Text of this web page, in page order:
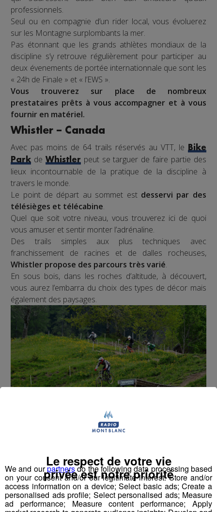
professionnels.
Seul ou en compagnie d’un rider local, vous évoluerez
sur les Montagne surplombants la mer.
Pas étonnant que les grands athlètes mondiaux de la
discipline s’y retrouve régulièrement pour participer au
deux évenements de portée internationnale que sont les
« 24h de Finale » et « l’EWS ».
Vous trouverez sur place de nombreux
prestataires prêts à vous accompagner et à vous
fournir en matériel.
Whistler – Canada
Avec pas moins de 64 trails réservés au VTT, le Bike
Park deWhistler peut se targuer de faire partie des
lieux incontournable de la pratique de la discipline à
travers le monde.
Le point de départ au sommet estdesservi par des
télésièges et télécabine.
Quel que soit votre niveau, vous trouverez ici de quoi
vous amuser et sentir monter l’adrénaline.
Des trails simples aux plus techniques avec
franchissement de racines et de dalles rocheuses,
Whistler propose des parcours très varié.
En sous bois, dans les roches d’altitude, à découvert,
vous aurez l’embarra du choix des types de décor mais
également des paysages.
Moab – USA
La ville de Moab est réputée pour la diversité de son
offre de loisirsoutdoor.
LeVTTest l’un desloisirs vedettesde cette petite ville
d’Utah depuis laquelle vous pourrez prendre le départ
We and ourpartnersdo the following data processing based
on your consent and/or our legitimate interest: Store and/or
access information on a device; Select basic ads; Create a
personalised ads profile; Select personalised ads; Measure
ad performance; Measure content performance; Apply
Le respect de votre vie
privée est notre priorité